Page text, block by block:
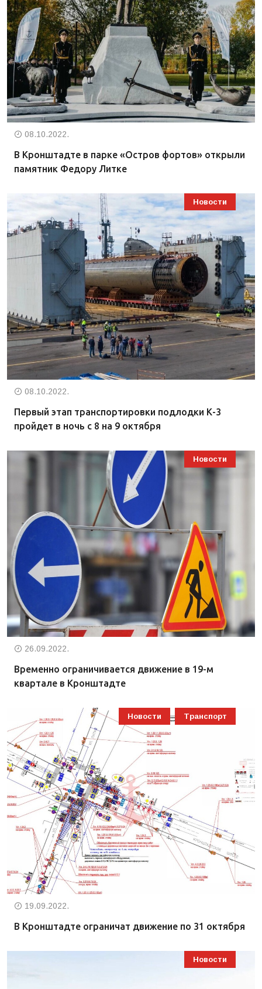
08.10.2022.
В Кронштадте в парке «Остров фортов» открыли
памятник Федору Литке
Новости
08.10.2022.
Первый этап транспортировки подлодки К-3
пройдет в ночь с 8 на 9 октября
Новости
26.09.2022.
Временно ограничивается движение в 19-м
квартале в Кронштадте
Новости Транспорт
19.09.2022.
В Кронштадте ограничат движение по 31 октября
Новости